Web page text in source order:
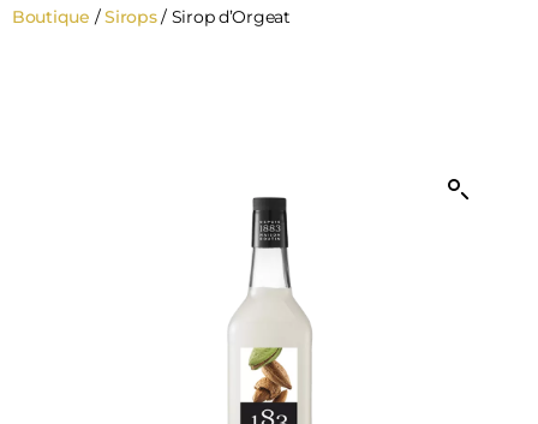
Boutique /Sirops/ Sirop d’Orgeat